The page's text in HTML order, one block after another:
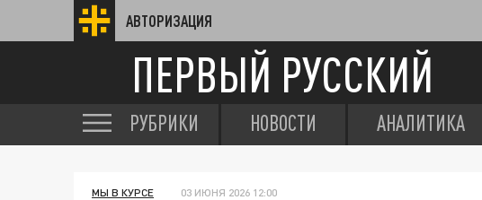
АВТОРИЗАЦИЯ
ПЕРВЫЙ РУССКИЙ
РУБРИКИ НОВОСТИ АНАЛИТИКА
МЫ В КУРСЕ 03 ИЮНЯ 2026 12:00